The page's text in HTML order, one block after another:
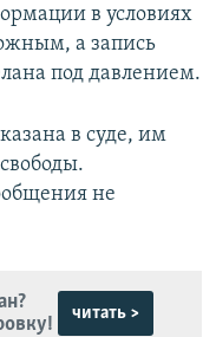
в условиях
а запись
под давлением.
в суде, им
не
читать >